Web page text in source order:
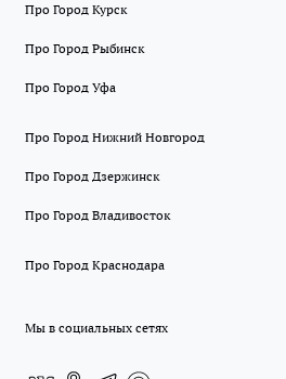
Про Город Курск
Про Город Рыбинск
Про Город Уфа
Про Город Нижний Новгород
Про Город Дзержинск
Про Город Владивосток
Про Город Краснодара
Мы в социальных сетях